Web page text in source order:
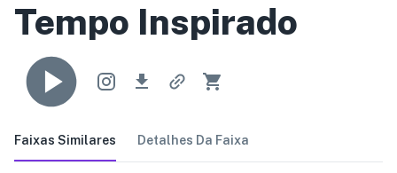
Tempo Inspirado
Faixas Similares Detalhes Da Faixa